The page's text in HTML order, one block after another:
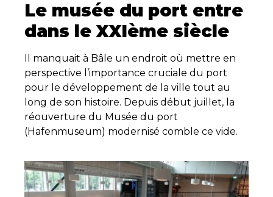
Le musée du port entre
dans le XXIème siècle
Il manquait à Bâle un endroit où mettre en
perspective l’importance cruciale du port
pour le développement de la ville tout au
long de son histoire. Depuis début juillet, la
réouverture du Musée du port
(Hafenmuseum) modernisé comble ce vide.